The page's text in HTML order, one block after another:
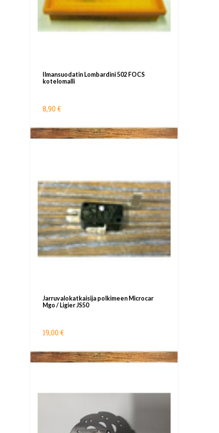
Ilmansuodatin Lombardini 502 FOCS
kotelomalli
8,90 €
Jarruvalokatkaisija polkimeen Microcar
Mgo / Ligier JS50
19,00 €